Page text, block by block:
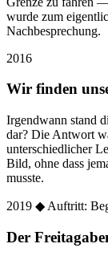
wurde zum
Nachbesprechung.
2016
Wir finden
Irgendwann stand
dar? Die Antwort
unterschiedlicher
Bild, ohne dass
musste.
2019 ◆ Auftritt:
Der